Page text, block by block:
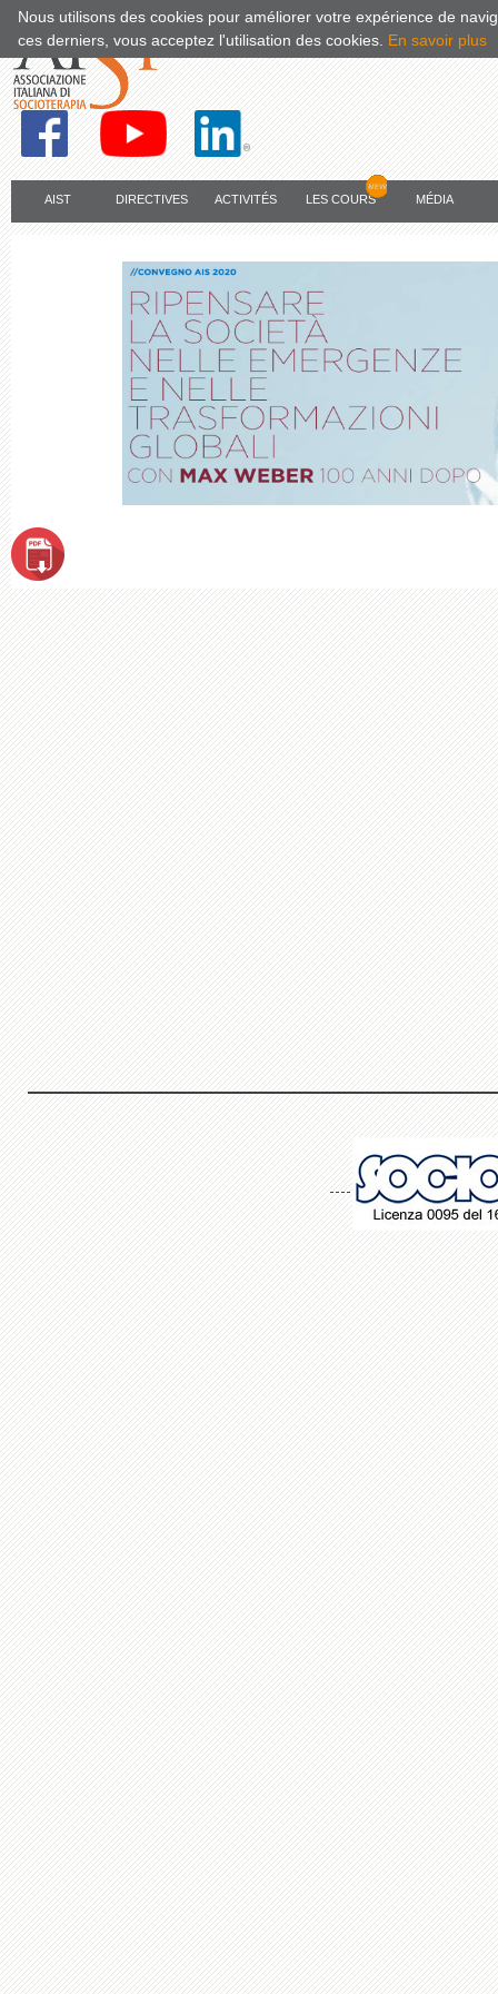
AIST DIRECTIVES ACTIVITÉS LES COURS MÉDIA
Nous utilisons des cookies pour améliorer votre expérience de
ces derniers, vous acceptez l'utilisation des cookies. En savoir plus